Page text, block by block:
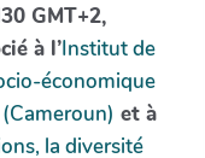
GMT+2,
à l’Institut de
économique
et à
la diversité